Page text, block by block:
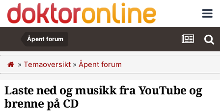
Åpent forum
» Temaoversikt » Åpent forum
Laste ned og musikk fra YouTube og
brenne på CD